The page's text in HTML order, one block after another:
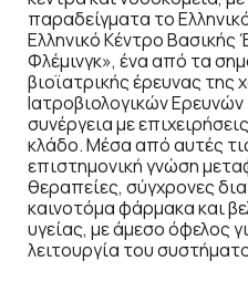
παραδείγματα το
Ελληνικό Κέντρο
Φλέμινγκ», ένα από τα
βιοϊατρικής έρευνας της
Ιατροβιολογικών
συνέργεια με
κλάδο. Μέσα από αυτές
επιστημονική γνώση
θεραπείες, σύγχρονες
καινοτόμα φάρμακα και
υγείας, με άμεσο όφελος
λειτουργία του